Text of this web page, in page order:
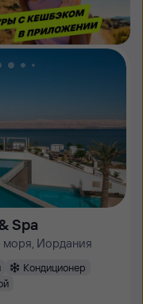
Spa
моря, Иордания
Кондиционер